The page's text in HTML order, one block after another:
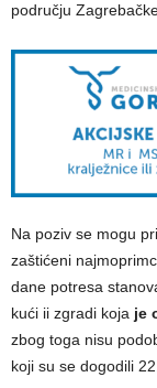
području
Na poziv se mogu
zaštićeni
dane potresa
kući ii zgradi koja je
zbog toga nisu
koji su se dogodili